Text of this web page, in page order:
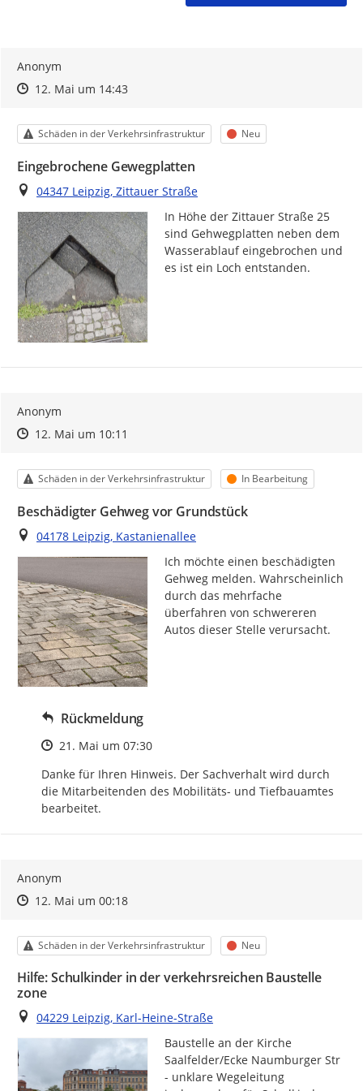
Anonym
Zeitpunkt des Erstellens
Zeitpunkt des Erstellens
12. Mai um 14:43Zur Äußerung
Kategorie
Schäden in der Verkehrsinfrastruktur Status
Neu
Eingebrochene Gewegplatten
Ort
04347 Leipzig, Zittauer Straße
In Höhe der Zittauer Straße 25
sind Gehwegplatten neben dem
Wasserablauf eingebrochen und
es ist ein Loch entstanden.
Anonym
Zeitpunkt des Erstellens
Zeitpunkt des Erstellens
12. Mai um 10:11
Kategorie
Schäden in der Verkehrsinfrastruktur Status
In Bearbeitung
Beschädigter Gehweg vor Grundstück
Ort
04178 Leipzig, Kastanienallee
Ich möchte einen beschädigten
Gehweg melden. Wahrscheinlich
durch das mehrfache
überfahren von schwereren
Autos dieser Stelle verursacht.
Rückmeldung
Zeitpunkt des Erstellens
21. Mai um 07:30
Danke für Ihren Hinweis. Der Sachverhalt wird durch
die Mitarbeitenden des Mobilitäts- und Tiefbauamtes
bearbeitet.
Anonym
Zeitpunkt des Erstellens
Zeitpunkt des Erstellens
12. Mai um 00:18Zur Äußerung
Kategorie
Schäden in der Verkehrsinfrastruktur Status
Neu
Hilfe: Schulkinder in der verkehrsreichen Baustelle
zone
Ort
04229 Leipzig, Karl-Heine-Straße
Baustelle an der Kirche
Saalfelder/Ecke Naumburger Str
- unklare Wegeleitung